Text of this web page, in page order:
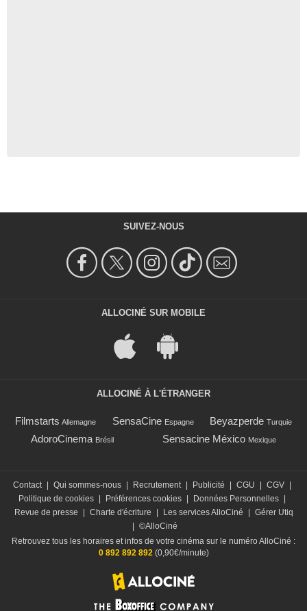
SUIVEZ-NOUS
ALLOCINÉ SUR MOBILE
ALLOCINÉ À L'ÉTRANGER
Filmstarts Allemagne SensaCine Espagne Beyazperde Turquie
AdoroCinema Brésil Sensacine México Mexique
Contact Qui sommes-nous Recrutement Publicité CGU CGV
Politique de cookies
Préférences cookies Données Personnelles
Revue de presse
Charte d'écriture Les services AlloCiné
Gérer Utiq
©AlloCiné
Retrouvez tous les horaires et infos de votre cinéma sur le numéro AlloCiné :
0 892 892 892(0,90€/minute)